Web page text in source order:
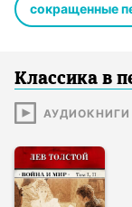
сокращенные
Классика в
АУДИОКНИГИ